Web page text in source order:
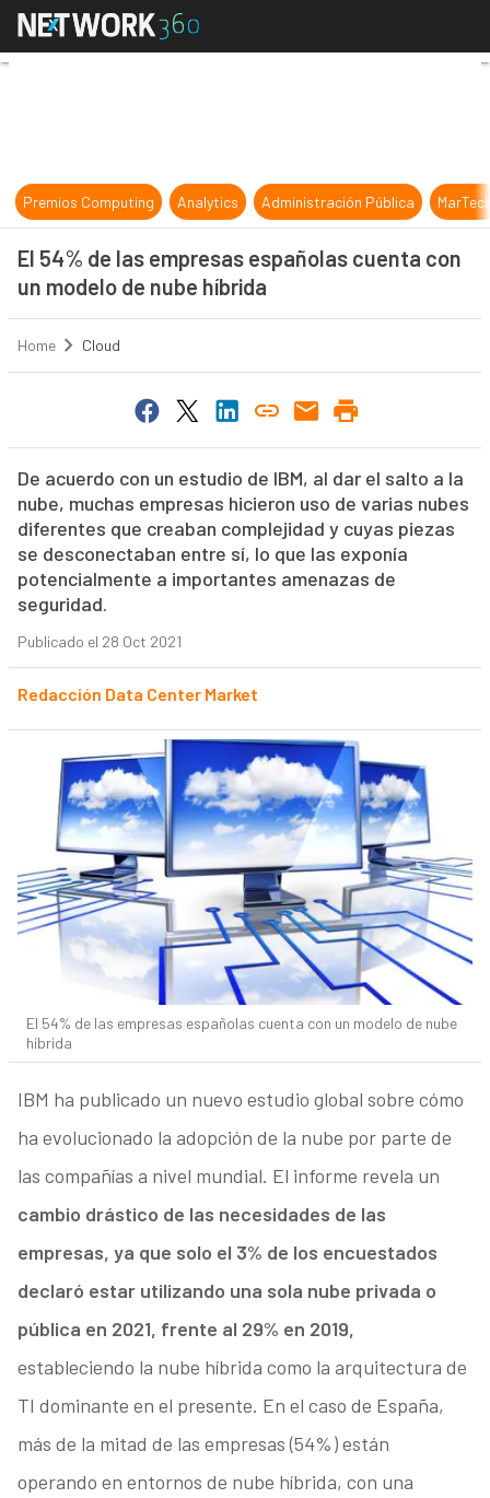
El 54% de las empresas
Premios Computing Analytics Administración Pública
El 54% de las empresas españolas cuenta con
un modelo de nube híbrida
Home Cloud
De acuerdo con un estudio de IBM, al dar el salto a la
nube, muchas empresas hicieron uso de varias nubes
diferentes que creaban complejidad y cuyas piezas
se desconectaban entre sí, lo que las exponía
potencialmente a importantes amenazas de
seguridad.
Publicado el 28 Oct 2021
Redacción Data Center Market
El 54% de las empresas españolas cuenta con un modelo de nube
híbrida
IBM ha publicado un nuevo estudio global sobre cómo
ha evolucionado la adopción de la nube por parte de
las compañías a nivel mundial. El informe revela un
cambio drástico de las necesidades de las
empresas, ya que solo el 3% de los encuestados
declaró estar utilizando una sola nube privada o
pública en 2021, frente al 29% en 2019,
estableciendo la nube híbrida como la arquitectura de
TI dominante en el presente. En el caso de España,
más de la mitad de las empresas (54%) están
operando en entornos de nube híbrida, con una